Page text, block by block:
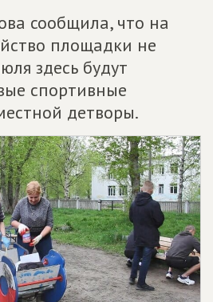
сообщила, что на
площадки не
здесь будут
спортивные
детворы.